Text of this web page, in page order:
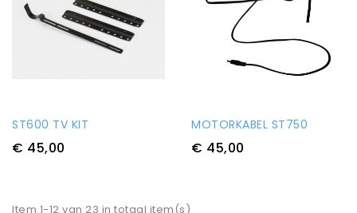
ST600 TV KIT
€ 45,00
MOTORKABEL ST750
€ 45,00
Item 1-12 van 23 in totaal item(s)